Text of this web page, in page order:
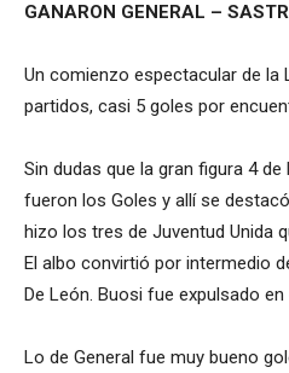
GANARON GENERAL –
Un comienzo espectacular de la
partidos, casi 5 goles por
Sin dudas que la gran figura 4
fueron los Goles y allí se
hizo los tres de Juventud Unida
El albo convirtió por intermedio
De León. Buosi fue expulsado
Lo de General fue muy bueno